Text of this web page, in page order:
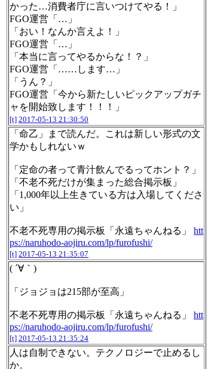
かった…消費者庁に言いつけてやる！」
FGO運営「…」
「おい！なんか言えよ！」
FGO運営「…」
「本当に言ってやるからな！？」
FGO運営「……します…」
「うん？」
FGO運営「今から新たしいピックアップガチ
ャを開始致します！！！」
[t] 2017-05-13 21:30:50
「命乙」まで読んだ。これは新しい形式の文
学かもしれないｗ
「定命の者って青汁飲んでるってホント？」
「不老不死だけが集まった総合掲示板」
「1,000年以上生きている方は入場してくださ
い」
不老不死専用の掲示板「永遠ちゃんねる」 htt
ps://naruhodo-aojiru.com/lp/furofushi/
[t] 2017-05-13 21:35:07
( ´∀｀)
「ジョジョは215部が至高」
不老不死専用の掲示板「永遠ちゃんねる」 htt
ps://naruhodo-aojiru.com/lp/furofushi/
[t] 2017-05-13 21:35:24
人は自制できない。テクノロジーで止めるし
か。